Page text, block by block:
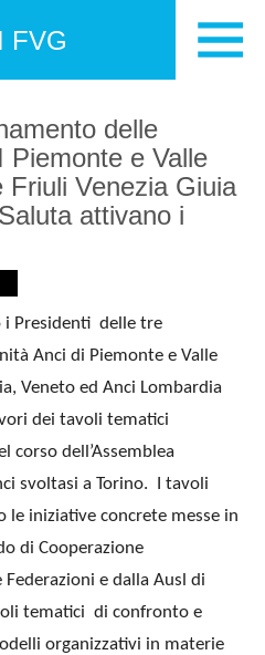
FVG
delle
Piemonte e Valle
Friuli Venezia Giuia
attivano i
Presidenti delle tre
Anci di Piemonte e Valle
Veneto ed Anci Lombardia
dei tavoli tematici
dell’Assemblea
svoltasi a Torino. I tavoli
le iniziative concrete messe in
di Cooperazione
e dalla Ausl di
tematici di confronto e
organizzativi in materie